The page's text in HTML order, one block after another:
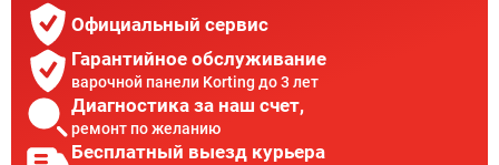
Официальный сервис
Гарантийное обслуживание
варочной панели Korting до 3 лет
Диагностика за наш счет,
ремонт по желанию
Бесплатный выезд курьера